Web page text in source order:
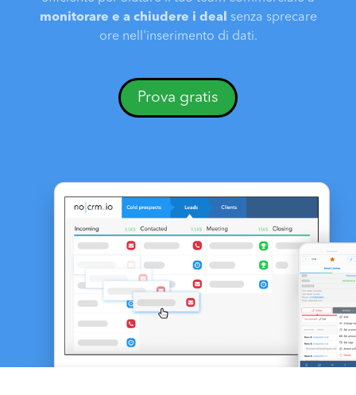
monitorare e a chiudere i deal
senza sprecare
ore nell'inserimento di dati.
Prova gratis